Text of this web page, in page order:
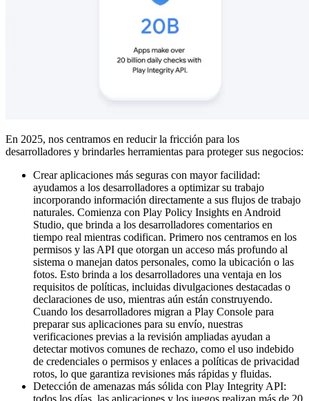
En 2025, nos centramos en reducir la fricción para los
desarrolladores y brindarles herramientas para proteger sus negocios:
Crear aplicaciones más seguras con mayor facilidad:
ayudamos a los desarrolladores a optimizar su trabajo
incorporando información directamente a sus flujos de trabajo
naturales. Comienza con Play Policy Insights en Android
Studio, que brinda a los desarrolladores comentarios en
tiempo real mientras codifican. Primero nos centramos en los
permisos y las API que otorgan un acceso más profundo al
sistema o manejan datos personales, como la ubicación o las
fotos. Esto brinda a los desarrolladores una ventaja en los
requisitos de políticas, incluidas divulgaciones destacadas o
declaraciones de uso, mientras aún están construyendo.
Cuando los desarrolladores migran a Play Console para
preparar sus aplicaciones para su envío, nuestras
verificaciones previas a la revisión ampliadas ayudan a
detectar motivos comunes de rechazo, como el uso indebido
de credenciales o permisos y enlaces a políticas de privacidad
rotos, lo que garantiza revisiones más rápidas y fluidas.
Detección de amenazas más sólida con Play Integrity API:
todos los días, las aplicaciones y los juegos realizan más de 20